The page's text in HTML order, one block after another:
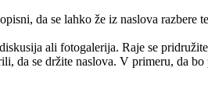
da se lahko že iz naslova
ali fotogalerija. Raje se
da se držite naslova. V primeru, da